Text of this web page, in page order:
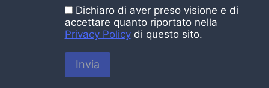
Dichiaro di aver preso visione e di
accettare quanto riportato nella
Privacy Policydi questo sito.
Invia